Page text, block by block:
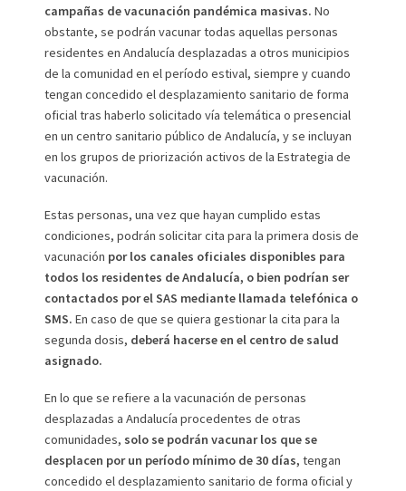
campañas de vacunación pandémica masivas. No
obstante, se podrán vacunar todas aquellas personas
residentes en Andalucía desplazadas a otros municipios
de la comunidad en el período estival, siempre y cuando
tengan concedido el desplazamiento sanitario de forma
oficial tras haberlo solicitado vía telemática o presencial
en un centro sanitario público de Andalucía, y se incluyan
en los grupos de priorización activos de la Estrategia de
vacunación.
Estas personas, una vez que hayan cumplido estas
condiciones, podrán solicitar cita para la primera dosis de
vacunación por los canales oficiales disponibles para
todos los residentes de Andalucía, o bien podrían ser
contactados por el SAS mediante llamada telefónica o
SMS. En caso de que se quiera gestionar la cita para la
segunda dosis, deberá hacerse en el centro de salud
asignado.
En lo que se refiere a la vacunación de personas
desplazadas a Andalucía procedentes de otras
comunidades, solo se podrán vacunar los que se
desplacen por un período mínimo de 30 días, tengan
concedido el desplazamiento sanitario de forma oficial y